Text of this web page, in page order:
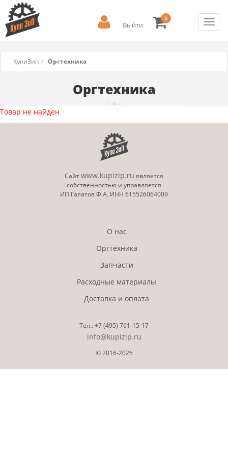
Выйти
0
КупиЗип Оргтехника
Оргтехника
Товар не найден
Сайтwww.kupizip.ru является
собственностью и управляется
ИП Галатов Ф.А. ИНН 615526064009
О нас
Оргтехника
Запчасти
Расходные материалы
Доставка и оплата
Тел.:+7 (495) 761-15-17
info@kupizip.ru
© 2016-2026